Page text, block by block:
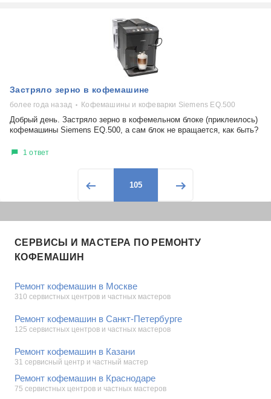
Застряло зерно в кофемашине
более года назад Кофемашины и кофеварки Siemens EQ.500
Добрый день. Застряло зерно в кофемельном блоке (приклеилось)
кофемашины Siemens EQ.500, а сам блок не вращается, как быть?
1 ответ
105
СЕРВИСЫ И МАСТЕРА ПО РЕМОНТУ
КОФЕМАШИН
Ремонт кофемашин в Москве
310 сервистных центров и частных мастеров
Ремонт кофемашин в Санкт-Петербурге
125 сервистных центров и частных мастеров
Ремонт кофемашин в Казани
31 сервисный центр и частный мастер
Ремонт кофемашин в Краснодаре
75 сервистных центров и частных мастеров